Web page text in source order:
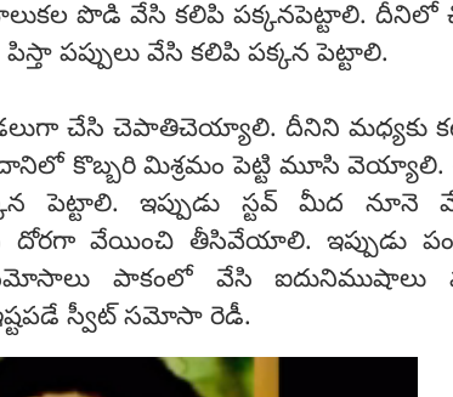
పొడి వేసి కలిపి పక్కనపెట్టాలి. దీనిలో
పప్పులు వేసి కలిపి పక్కన పెట్టాలి.
చేసి చెపాతిచెయ్యాలి. దీనిని మధ్యకు
కొబ్బరి మిశ్రమం పెట్టి మూసి
పెట్టాలి. ఇప్పుడు స్టవ్ మీద నూనె
వేయించి తీసివేయాలి. ఇప్పుడు
పాకంలో వేసి ఐదునిముషాలు
స్వీట్ సమోసా రెడీ.